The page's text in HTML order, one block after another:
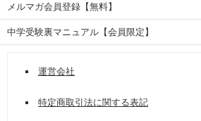
メルマガ会員登録【無料】
中学受験裏マニュアル【会員限定】
運営会社
特定商取引法に関する表記